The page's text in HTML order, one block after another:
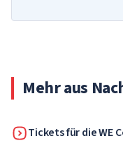
Mehr aus
Tickets für die WE